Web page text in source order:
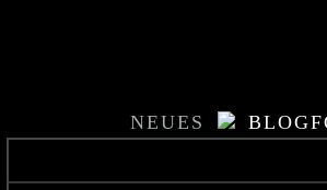
NEUES